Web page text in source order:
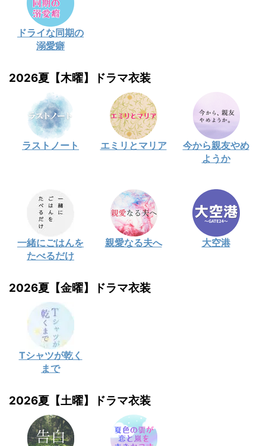
ドライな同期の
溺愛癖
2026夏【木曜】ドラマ衣装
ラストノート エミリとマリア
今から親友やめ
ようか
一緒にごはんを
たべるだけ
親愛なる夫へ 大空港
2026夏【金曜】ドラマ衣装
Tシャツが乾く
まで
2026夏【土曜】ドラマ衣装